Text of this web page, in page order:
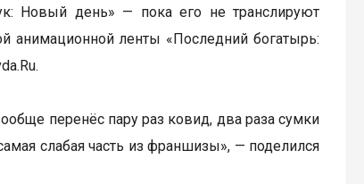
Новый день» — пока его не транслируют
анимационной ленты «Последний богатырь:
перенёс пару раз ковид, два раза сумки
слабая часть из франшизы», — поделился